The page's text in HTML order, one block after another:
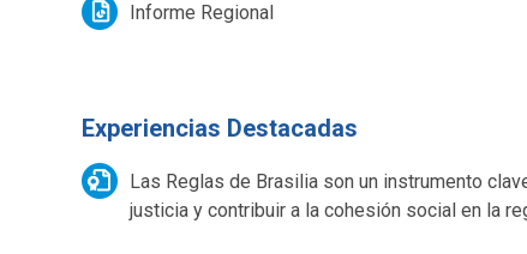
Informe Regional
Experiencias Destacadas
Las Reglas de Brasilia son un instrumento
justicia y contribuir a la cohesión social en la